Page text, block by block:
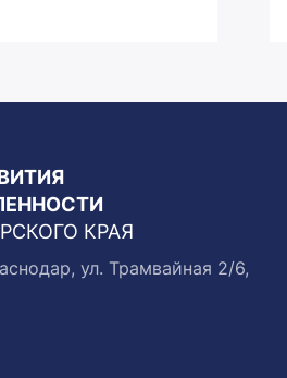
КРАЯ
ул. Трамвайная 2/6,